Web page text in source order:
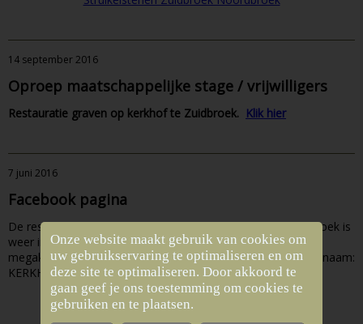
14 september 2016
Oproep maatschappelijke stage / vrijwilligers
Restauratie graven op kerkhof te Zuidbroek. Klik hier
7 juni 2016
Facebook pagina
De restauratie van de grafstenen op het kerkhof van Zuidbroek is
weer in volle gang. Om meer bekendheid te geven aan deze
megaklus is er een Facebook-pagina aangemaakt onder de naam:
KERKHOF ZUIDBROEK.
Lees meer » »
Onze website maakt gebruik van cookies om
uw gebruikservaring te optimaliseren en om
deze site te optimaliseren. Door akkoord te
gaan geef je ons toestemming om cookies te
gebruiken en te plaatsen.